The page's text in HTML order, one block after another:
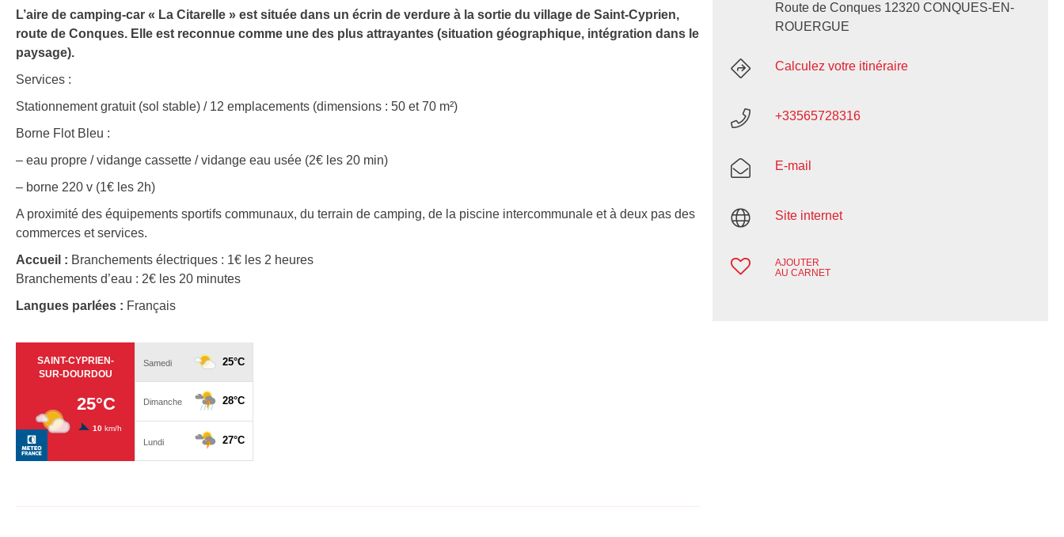
L’aire de camping-car « La Citarelle » est située dans un écrin de verdure à la sortie du village de Saint-Cyprien,
route de Conques. Elle est reconnue comme une des plus attrayantes (situation géographique, intégration dans le
paysage).
Services :
Stationnement gratuit (sol stable) / 12 emplacements (dimensions : 50 et 70 m²)
Borne Flot Bleu :
– eau propre / vidange cassette / vidange eau usée (2€ les 20 min)
– borne 220 v (1€ les 2h)
A proximité des équipements sportifs communaux, du terrain de camping, de la piscine intercommunale et à deux pas des
commerces et services.
Accueil : Branchements électriques : 1€ les 2 heures
Branchements d’eau : 2€ les 20 minutes
Langues parlées : Français
Route de Conques 12320 CONQUES-EN-
ROUERGUE
Calculez votre itinéraire
+33565728316
E-mail
Site internet
AJOUTER
AU CARNET